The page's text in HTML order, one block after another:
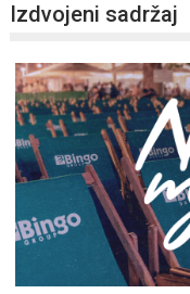
Izdvojeni sadržaj